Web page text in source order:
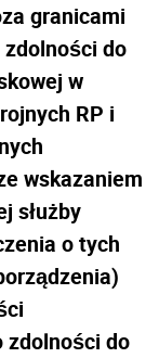
granicami
do
w
RP i
wskazaniem
służby
o tych
zdolności do